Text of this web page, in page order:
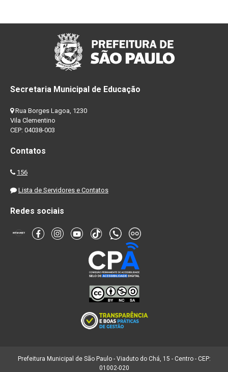
Secretaria Municipal de Educação
Rua Borges Lagoa, 1230
Vila Clementino
CEP: 04038-003
Contatos
156
Lista de Servidores e Contatos
Redes sociais
Prefeitura Municipal de São Paulo - Viaduto do Chá, 15 - Centro - CEP:
01002-020